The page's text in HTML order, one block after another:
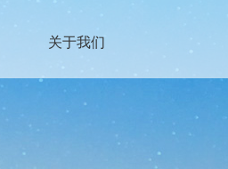
关于我们